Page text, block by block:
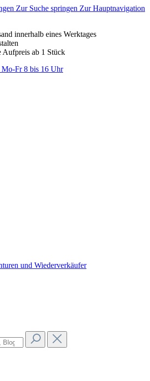
Zur Suche springen Zur Hauptnavigation
innerhalb eines Werktages
Aufpreis ab 1 Stück
Mo-Fr 8 bis 16 Uhr
und Wiederverkäufer